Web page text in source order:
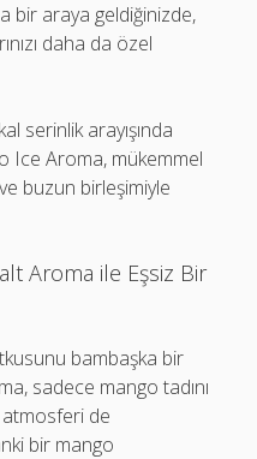
bir araya geldiğinizde,
daha da özel
serinlik arayışında
Ice Aroma, mükemmel
buzun birleşimiyle
Aroma ile Eşsiz Bir
bambaşka bir
sadece mango tadını
atmosferi de
bir mango